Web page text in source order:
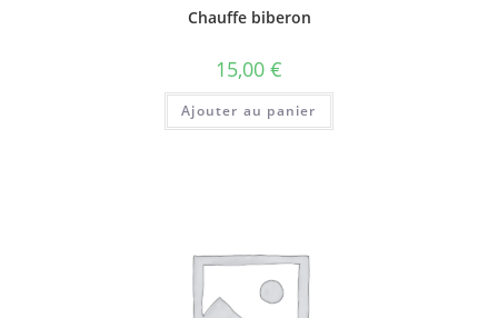
Chauffe biberon
15,00 €
Ajouter au panier